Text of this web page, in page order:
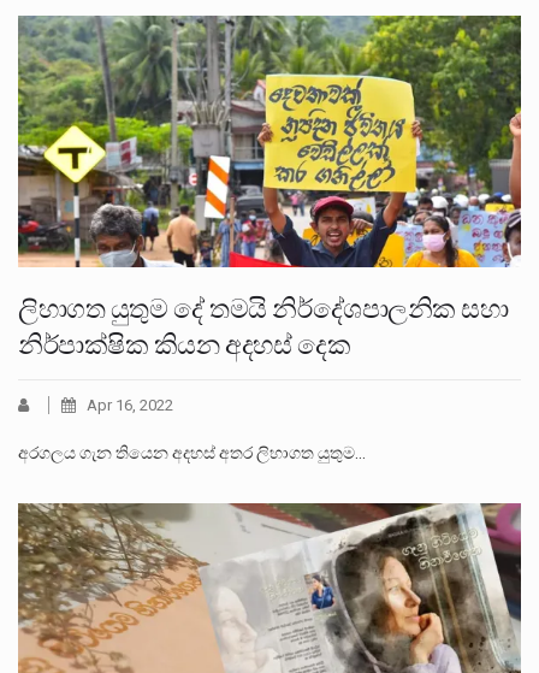
ලිහාගත යුතුම දේ තමයි නිර්දේශපාලනික සහා
නිර්පාක්ෂික කියන අදහස් දෙක
Apr 16, 2022
අරගලය ගැන තියෙන අදහස් අතර ලිහාගත යුතුම…